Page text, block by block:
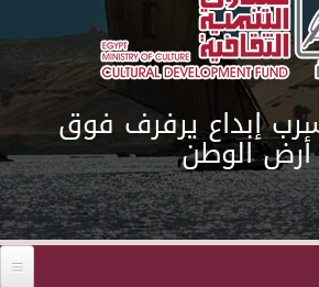
إبداع يرفرف فوق
أرض الوطن